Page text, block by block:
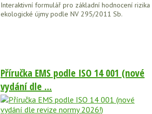
Interaktivní formulář pro základní hodnocení rizika
ekologické újmy podle NV 295/2011 Sb.
Příručka EMS podle ISO 14 001 (nové
vydání dle ...